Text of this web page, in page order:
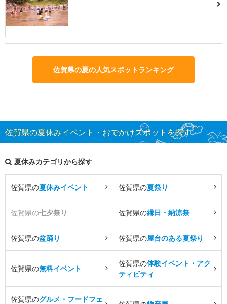
佐賀県の夏の人気スポットランキング
佐賀県の夏休みイベント・おでかけスポットを探す
夏休みカテゴリから探す
佐賀県の夏休みイベント 佐賀県の夏祭り
佐賀県の七夕祭り 佐賀県の縁日・納涼祭
佐賀県の盆踊り 佐賀県の屋台のある夏祭り
佐賀県の無料イベント
佐賀県の体験イベント・アク
ティビティ
佐賀県のグルメ・フードフェ